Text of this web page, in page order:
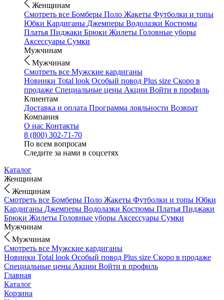
Женщинам
Смотреть все Бомберы Поло Жакеты Футболки и топы
Юбки Кардиганы Джемперы Водолазки Костюмы
Платья Пиджаки Брюки Жилеты Головные уборы
Аксессуары Сумки
Мужчинам
Мужчинам
Смотреть все Мужские кардиганы
Новинки Total look Особый повод Plus size Скоро в
продаже Специальные цены Акции Войти в профиль
Клиентам
Доставка и оплата Программа лояльности Возврат
Компания
О нас Контакты
8 (800) 302-71-70
По всем вопросам
Следите за нами в соцсетях
Каталог
Женщинам
Женщинам
Смотреть все Бомберы Поло Жакеты Футболки и топы Юбки
Кардиганы Джемперы Водолазки Костюмы Платья Пиджаки
Брюки Жилеты Головные уборы Аксессуары Сумки
Мужчинам
Мужчинам
Смотреть все Мужские кардиганы
Новинки Total look Особый повод Plus size Скоро в продаже
Специальные цены Акции Войти в профиль
Главная
Каталог
Корзина